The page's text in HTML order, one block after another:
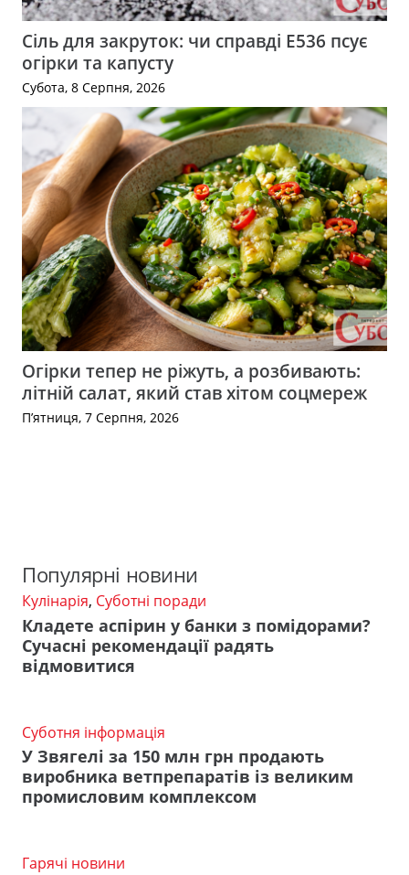
Сіль для закруток: чи справді Е536 псує
огірки та капусту
Субота, 8 Серпня, 2026
Огірки тепер не ріжуть, а розбивають:
літній салат, який став хітом соцмереж
П’ятниця, 7 Серпня, 2026
Популярні новини
Кулінарія, Суботні поради
Кладете аспірин у банки з помідорами?
Сучасні рекомендації радять
відмовитися
Суботня інформація
У Звягелі за 150 млн грн продають
виробника ветпрепаратів із великим
промисловим комплексом
Гарячі новини